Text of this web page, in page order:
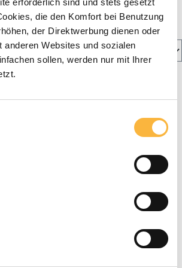
die den Komfort bei Benutzung
der Direktwerbung dienen oder
anderen Websites und sozialen
sollen, werden nur mit Ihrer